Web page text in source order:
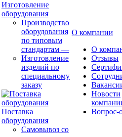
Изготовление
оборудования
Производство
оборудования
по типовым
стандартам —
Изготовление
изделий по
специальному
заказу
Поставка
оборудования
Самовывоз со
О компании
О
Отзывы
Новости
Вопрос-